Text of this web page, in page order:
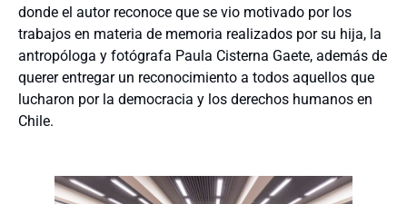
donde el autor reconoce que se vio motivado por los
trabajos en materia de memoria realizados por su hija, la
antropóloga y fotógrafa Paula Cisterna Gaete, además de
querer entregar un reconocimiento a todos aquellos que
lucharon por la democracia y los derechos humanos en
Chile.